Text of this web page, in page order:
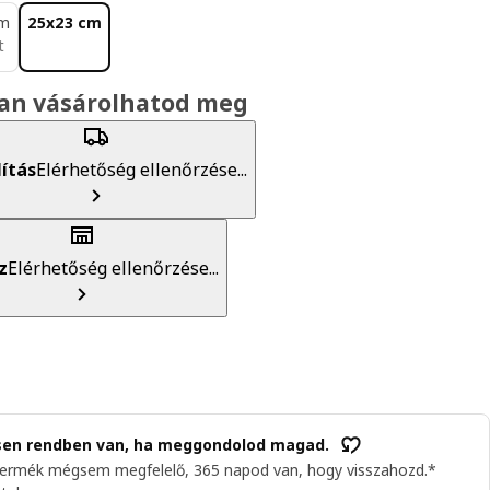
25x23 cm
vásárolhatod meg
Elérhetőség ellenőrzése...
Elérhetőség ellenőrzése...
rendben van, ha meggondolod magad.
mégsem megfelelő, 365 napod van, hogy visszahozd.*